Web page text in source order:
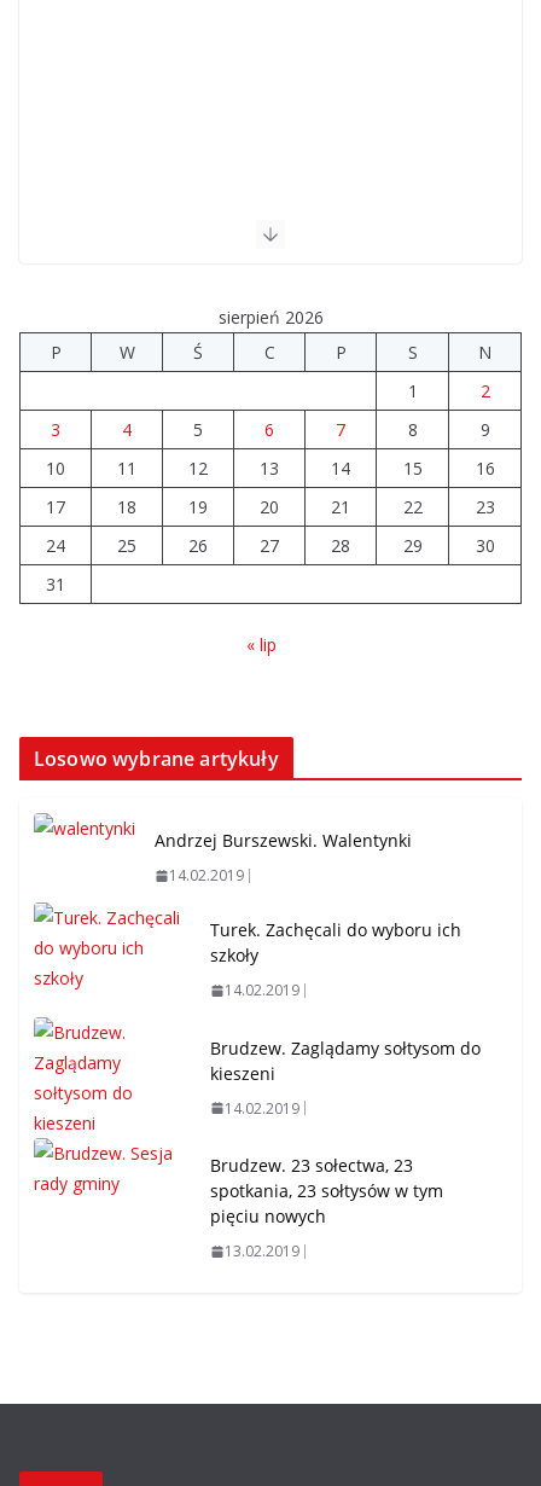
sierpień 2026
P
W Ś C P S
N
1
2
3
4 5 6 7 8
9
10
11 12 13 14 15
16
17
18 19 20 21 22
23
24
25 26 27 28 29
30
31
« lip
Losowo wybrane artykuły
Andrzej Burszewski. Walentynki
14.02.2019
Turek. Zachęcali do wyboru ich
szkoły
14.02.2019
Brudzew. Zaglądamy sołtysom do
kieszeni
14.02.2019
Brudzew. 23 sołectwa, 23
spotkania, 23 sołtysów w tym
pięciu nowych
13.02.2019